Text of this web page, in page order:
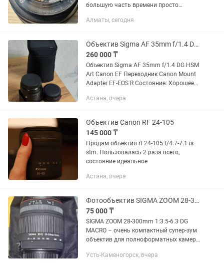
большую часть времени просто
покупался новым. В ремонте не был,
Состояние...
Алматы, сегодня
Объектив Sigma AF 35mm f/1.4 DG HSM Art Canon EF Переходник Canon
260 000 ₸
Объектив Sigma AF 35mm f/1.4 DG HSM
Art Canon EF Переходник Canon Mount
Adapter EF-EOS R Состояние: Хорошее
Астана, вчера
Объектив Canon RF 24-105
145 000 ₸
Продам объектив rf 24-105 f/4.7-7.1 is
stm. Пользовалась 2 раза всего,
состояние идеальное
Астана, вчера
Фотообъектив SIGMA ZOOM 28-300mm 13.5-6.3 DG MACRO
75 000 ₸
SIGMA ZOOM 28-300mm 1:3.5-6.3 DG
MACRO – очень компактный супер-зум
объектив для полноформатных камер.
разных брендов. Имеет отличную
Усть-Каменогорск, вчера